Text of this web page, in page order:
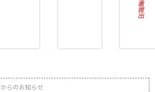
らのお知らせ